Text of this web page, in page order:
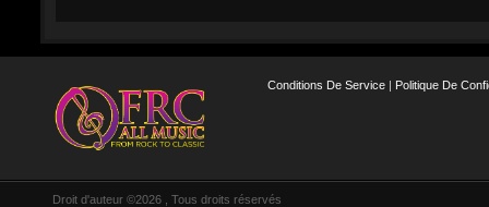
Conditions De Service Politique De
Droit d'auteur ©2026 , Tous droits réservés